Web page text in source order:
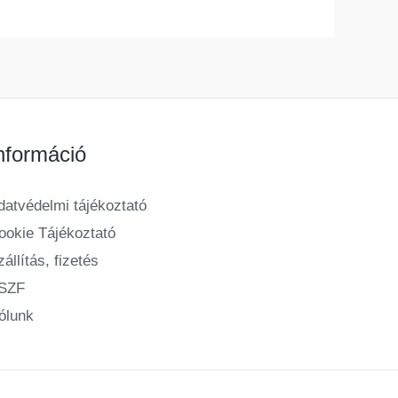
tájékoztató
Tájékoztató
fizetés